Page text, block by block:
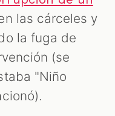
las cárceles y
la fuga de
(se
"Niño